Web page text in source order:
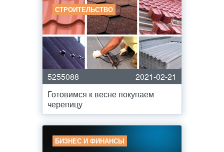
СТРОИТЕЛЬСТВО
5255088
2021-02-21
Готовимся к весне покупаем
черепицу
БИЗНЕС И ФИНАНСЫ